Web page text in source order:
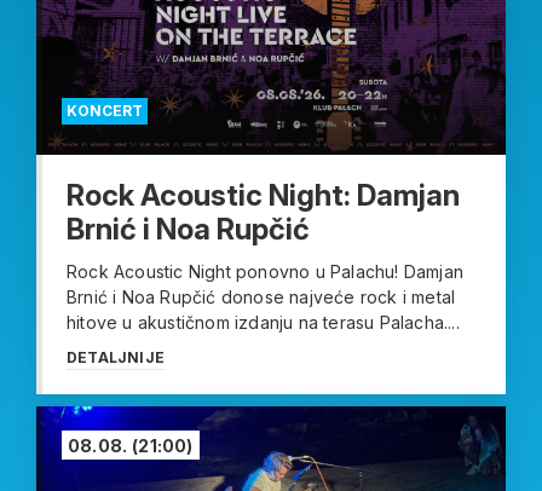
KONCERT
Rock Acoustic Night: Damjan
Brnić i Noa Rupčić
Rock Acoustic Night ponovno u Palachu! Damjan
Brnić i Noa Rupčić donose najveće rock i metal
hitove u akustičnom izdanju na terasu Palacha....
DETALJNIJE
08.08. (21:00)